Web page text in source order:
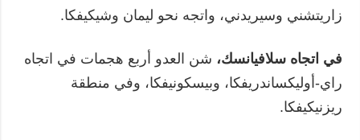
زاريتشني وسيريدني، واتجه نحو ليمان وشيكيفكا.
في اتجاه سلافيانسك، شن العدو أربع هجمات في اتجاه
راي-أوليكساندريفكا، وبيسكونيفكا، وفي منطقة
ريزنيكيفكا.